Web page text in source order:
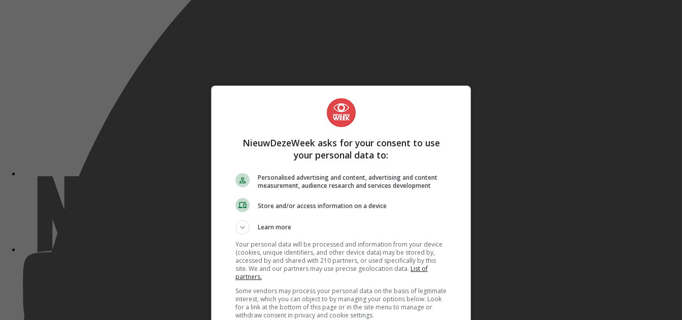
NieuwDezeWeek asks for your consent to use
your personal data to:
Personalised advertising and content, advertising and content
measurement, audience research and services development
Store and/or access information on a device
Learn more
Your personal data will be processed and information from your device
(cookies, unique identifiers, and other device data) may be stored by,
accessed by and shared with 210 partners, or used specifically by this
site. We and our partners may use precise geolocation data. List of
partners.
Some vendors may process your personal data on the basis of legitimate
interest, which you can object to by managing your options below. Look
for a link at the bottom of this page or in the site menu to manage or
withdraw consent in privacy and cookie settings.